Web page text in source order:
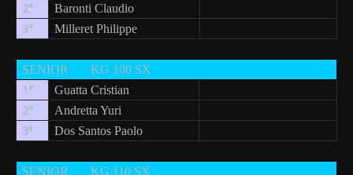
2° Baronti Claudio
3° Milleret Philippe
SENIOR KG 100 SX
1° Guatta Cristian
2° Andretta Yuri
3° Dos Santos Paolo
SENIOR KG 110 SX